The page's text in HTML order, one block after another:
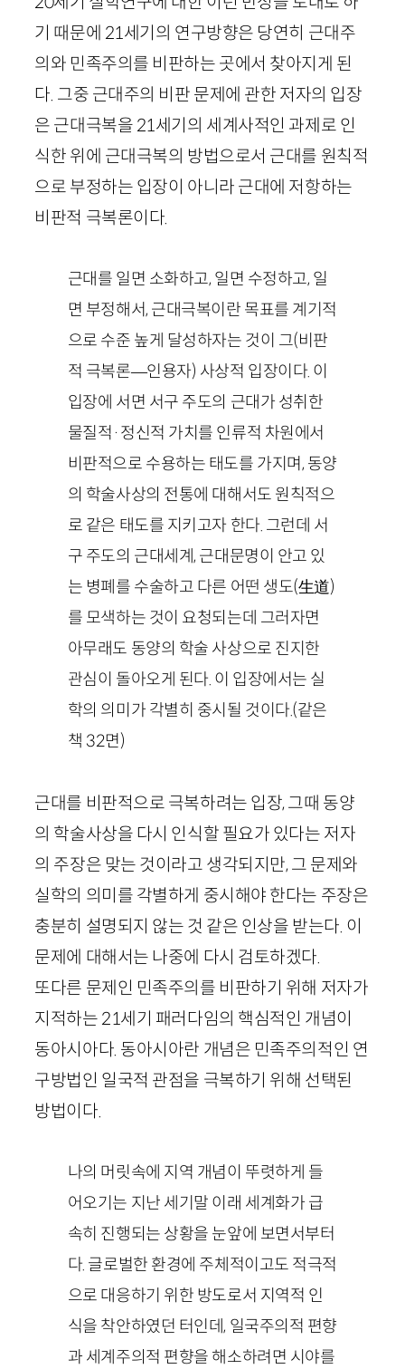
기 때문에 21세기의 연구방향은 당연히 근대주
의와 민족주의를 비판하는 곳에서 찾아지게 된
다. 그중 근대주의 비판 문제에 관한 저자의 입장
은 근대극복을 21세기의 세계사적인 과제로 인
식한 위에 근대극복의 방법으로서 근대를 원칙적
으로 부정하는 입장이 아니라 근대에 저항하는
비판적 극복론이다.
근대를 일면 소화하고, 일면 수정하고, 일
면 부정해서, 근대극복이란 목표를 계기적
으로 수준 높게 달성하자는 것이 그(비판
적 극복론—인용자) 사상적 입장이다. 이
입장에 서면 서구 주도의 근대가 성취한
물질적·정신적 가치를 인류적 차원에서
비판적으로 수용하는 태도를 가지며, 동양
의 학술사상의 전통에 대해서도 원칙적으
로 같은 태도를 지키고자 한다. 그런데 서
구 주도의 근대세계, 근대문명이 안고 있
는 병폐를 수술하고 다른 어떤 생도(生道)
를 모색하는 것이 요청되는데 그러자면
아무래도 동양의 학술 사상으로 진지한
관심이 돌아오게 된다. 이 입장에서는 실
학의 의미가 각별히 중시될 것이다.(같은
책 32면)
근대를 비판적으로 극복하려는 입장, 그때 동양
의 학술사상을 다시 인식할 필요가 있다는 저자
의 주장은 맞는 것이라고 생각되지만, 그 문제와
실학의 의미를 각별하게 중시해야 한다는 주장은
충분히 설명되지 않는 것 같은 인상을 받는다. 이
문제에 대해서는 나중에 다시 검토하겠다.
또다른 문제인 민족주의를 비판하기 위해 저자가
지적하는 21세기 패러다임의 핵심적인 개념이
동아시아다. 동아시아란 개념은 민족주의적인 연
구방법인 일국적 관점을 극복하기 위해 선택된
방법이다.
나의 머릿속에 지역 개념이 뚜렷하게 들
어오기는 지난 세기말 이래 세계화가 급
속히 진행되는 상황을 눈앞에 보면서부터
다. 글로벌한 환경에 주체적이고도 적극적
으로 대응하기 위한 방도로서 지역적 인
식을 착안하였던 터인데, 일국주의적 편향
과 세계주의적 편향을 해소하려면 시야를